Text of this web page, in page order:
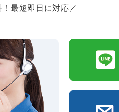
！最短即日に対応／